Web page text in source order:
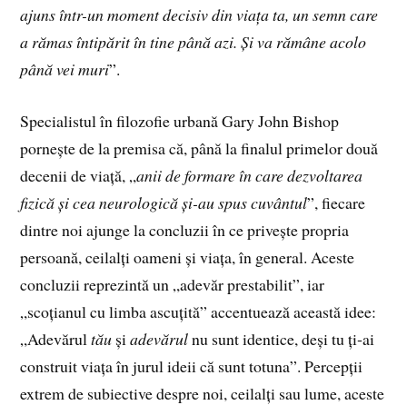
ajuns într-un moment decisiv din viața ta, un semn care
a rămas întipărit în tine până azi. Și va rămâne acolo
până vei muri”.
Specialistul în filozofie urbană Gary John Bishop
pornește de la premisa că, până la finalul primelor două
decenii de viață, „anii de formare în care dezvoltarea
fizică și cea neurologică și-au spus cuvântul”, fiecare
dintre noi ajunge la concluzii în ce privește propria
persoană, ceilalți oameni și viața, în general. Aceste
concluzii reprezintă un „adevăr prestabilit”, iar
„scoțianul cu limba ascuțită” accentuează această idee:
„Adevărultău șiadevărulnu sunt identice, deși tu ți‑ai
construit viața în jurul ideii că sunt totuna”. Percepții
extrem de subiective despre noi, ceilalți sau lume, aceste